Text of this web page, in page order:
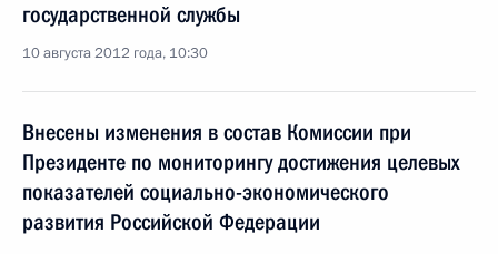
государственной службы
10 августа 2012 года, 10:30
Внесены изменения в состав Комиссии при
Президенте по мониторингу достижения целевых
показателей социально-экономического
развития Российской Федерации